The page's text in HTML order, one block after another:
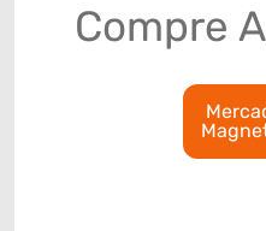
Compre